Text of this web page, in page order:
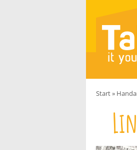
Start»